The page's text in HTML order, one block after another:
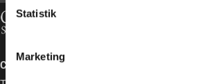
Statistik
Marketing
Charlotte Schou – Strip og Event